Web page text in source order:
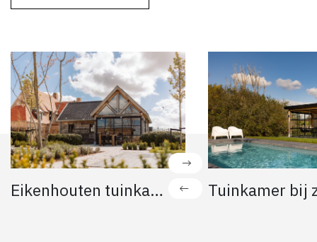
Eikenhouten tuinkamer